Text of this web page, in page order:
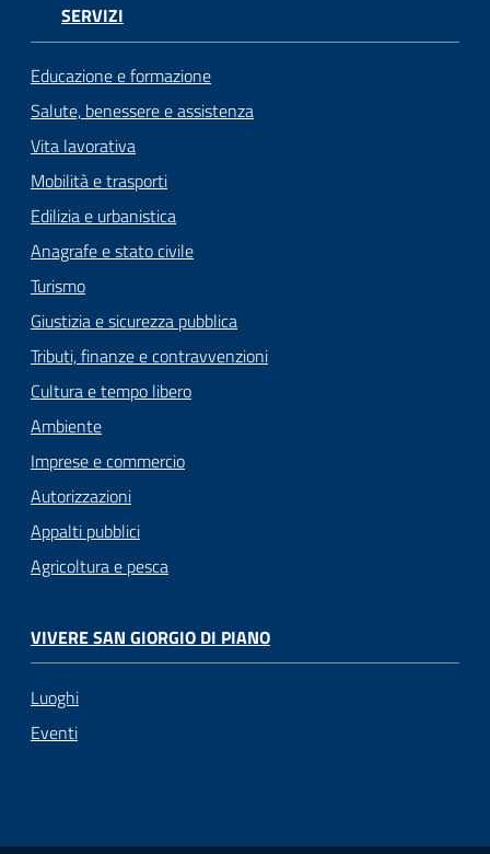
SERVIZI
Educazione e formazione
Salute, benessere e assistenza
Vita lavorativa
Mobilità e trasporti
Edilizia e urbanistica
Anagrafe e stato civile
Turismo
Giustizia e sicurezza pubblica
Tributi, finanze e contravvenzioni
Cultura e tempo libero
Ambiente
Imprese e commercio
Autorizzazioni
Appalti pubblici
Agricoltura e pesca
VIVERE SAN GIORGIO DI PIANO
Luoghi
Eventi